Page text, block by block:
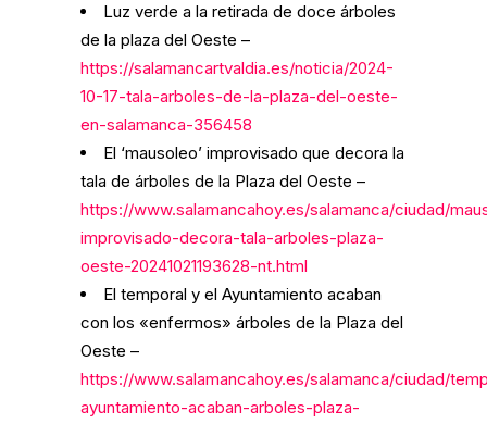
Luz verde a la retirada de doce árboles
de la plaza del Oeste –
https://salamancartvaldia.es/noticia/2024-
10-17-tala-arboles-de-la-plaza-del-oeste-
en-salamanca-356458
El ‘mausoleo’ improvisado que decora la
tala de árboles de la Plaza del Oeste –
https://www.salamancahoy.es/salamanca/ciudad/
improvisado-decora-tala-arboles-plaza-
oeste-20241021193628-nt.html
El temporal y el Ayuntamiento acaban
con los «enfermos» árboles de la Plaza del
Oeste –
https://www.salamancahoy.es/salamanca/ciudad/
ayuntamiento-acaban-arboles-plaza-